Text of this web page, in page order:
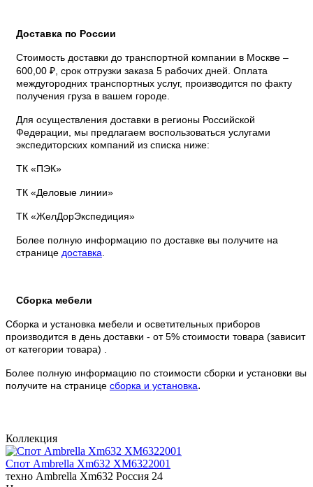
Доставка по России
Стоимость доставки до транспортной компании в Москве –
600,00 ₽, срок отгрузки заказа 5 рабочих дней. Оплата
междугородних транспортных услуг, производится по факту
получения груза в вашем городе.
Для осуществления доставки в регионы Российской
Федерации, мы предлагаем воспользоваться услугами
экспедиторских компаний из списка ниже:
ТК «ПЭК»
ТК «Деловые линии»
ТК «ЖелДорЭкспедиция»
Более полную информацию по доставке вы получите на
странице доставка
Сборка мебели
Сборка и установка мебели и осветительных приборов
производится в день доставки - от 5% стоимости товара (зависит
от категории товара) .
Более полную информацию по стоимости сборки и установки вы
получите на странице сборка и установка.
Коллекция
Спот Ambrella Xm632 XM6322001
техно Ambrella Xm632 Россия 24